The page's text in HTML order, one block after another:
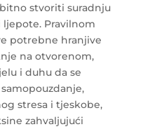
stvoriti suradnju
Pravilnom
potrebne hranjive
na otvorenom,
i duhu da se
stresa i tjeskobe,
zahvaljujući